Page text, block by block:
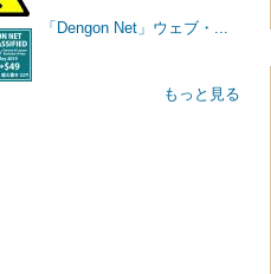
「Dengon Net」ウェブ・...
もっと見る